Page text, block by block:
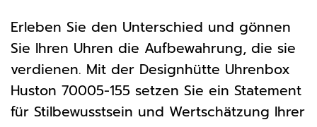
Erleben Sie den Unterschied und gönnen
Sie Ihren Uhren die Aufbewahrung, die sie
verdienen. Mit der Designhütte Uhrenbox
Huston 70005-155 setzen Sie ein Statement
für Stilbewusstsein und Wertschätzung Ihrer